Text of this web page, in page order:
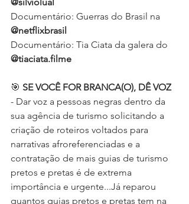
@silviolual
Documentário: Guerras do Brasil na
@netflixbrasil
Documentário: Tia Ciata da galera do
@tiaciata.filme
🎯 SE VOCÊ FOR BRANCA(O), DÊ VOZ
- Dar voz a pessoas negras dentro da
sua agência de turismo solicitando a
criação de roteiros voltados para
narrativas afroreferenciadas e a
contratação de mais guias de turismo
pretos e pretas é de extrema
importância e urgente...Já reparou
quantos guias pretos e pretas tem na